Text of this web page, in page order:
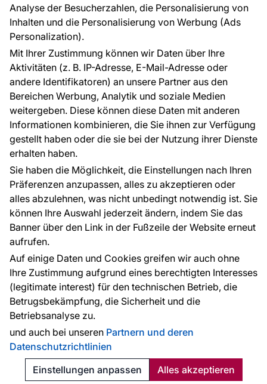
Analyse der Besucherzahlen, die Personalisierung von
Inhalten und die Personalisierung von Werbung (Ads
Personalization).
Mit Ihrer Zustimmung können wir Daten über Ihre
Aktivitäten (z. B. IP-Adresse, E-Mail-Adresse oder
andere Identifikatoren) an unsere Partner aus den
Bereichen Werbung, Analytik und soziale Medien
weitergeben. Diese können diese Daten mit anderen
Informationen kombinieren, die Sie ihnen zur Verfügung
gestellt haben oder die sie bei der Nutzung ihrer Dienste
erhalten haben.
Sie haben die Möglichkeit, die Einstellungen nach Ihren
Präferenzen anzupassen, alles zu akzeptieren oder
alles abzulehnen, was nicht unbedingt notwendig ist. Sie
können Ihre Auswahl jederzeit ändern, indem Sie das
Banner über den Link in der Fußzeile der Website erneut
aufrufen.
Auf einige Daten und Cookies greifen wir auch ohne
Ihre Zustimmung aufgrund eines berechtigten Interesses
(legitimate interest) für den technischen Betrieb, die
Betrugsbekämpfung, die Sicherheit und die
Betriebsanalyse zu.
und auch bei unseren Partnern und deren
Datenschutzrichtlinien
Einstellungen anpassen
Alles akzeptieren
FÜR SIE
Blog
EU-Projekte
Ratschläge und Tipps
FAQ
ÜBER DAS UNTERNEHMEN
Kontakt
Haben Sie Fragen? Wir helfen Ihnen gerne weiter
und beraten Sie persönlich.
+49 781 95633072
service@tapeteneshop.de
Zahlungsarten:
Die Zahlungen werden geleistet von:
© 2010 - 2026 Tapeteneshop
Created:
Reklalink s.r.o.
Schutz personenbezogener Daten